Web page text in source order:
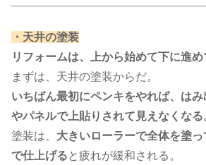
​・天井の塗装​
リフォームは、
上から始めて下に進め
まずは、天井の塗装からだ。
いちばん最初にペンキをやれば、は
やパネルで上貼りされて見えなくなる
塗装は、 大きいローラーで全体を塗
で仕上げる と疲れが緩和される。